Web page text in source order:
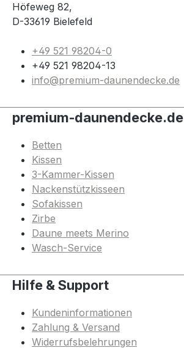
Höfeweg 82,
D-33619 Bielefeld
+49 521 98204-0
+49 521 98204-13
info@premium-daunendecke.de
premium-daunendecke.de
Betten
Kissen
3-Kammer-Kissen
Nackenstützkisseen
Sofakissen
Zirbe
Daune meets Merino
Wasch-Service
Hilfe & Support
Kundeninformationen
Zahlung & Versand
Widerrufsbelehrungen